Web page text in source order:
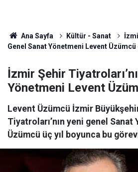
Ana Sayfa Kültür - Sanat
Genel Sanat Yönetmeni Levent Üzümcü
İzmir Şehir
Yönetmeni Levent
Levent Üzümcü İzmir
Tiyatroları’nın yeni genel
Üzümcü üç yıl boyunca bu